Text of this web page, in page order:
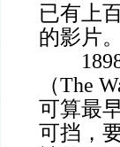
已有上
的影片。
1898
（The
可算最
可挡，